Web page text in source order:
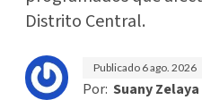
Distrito Central.
Publicado 6 ago. 2026
Por: Suany Zelaya